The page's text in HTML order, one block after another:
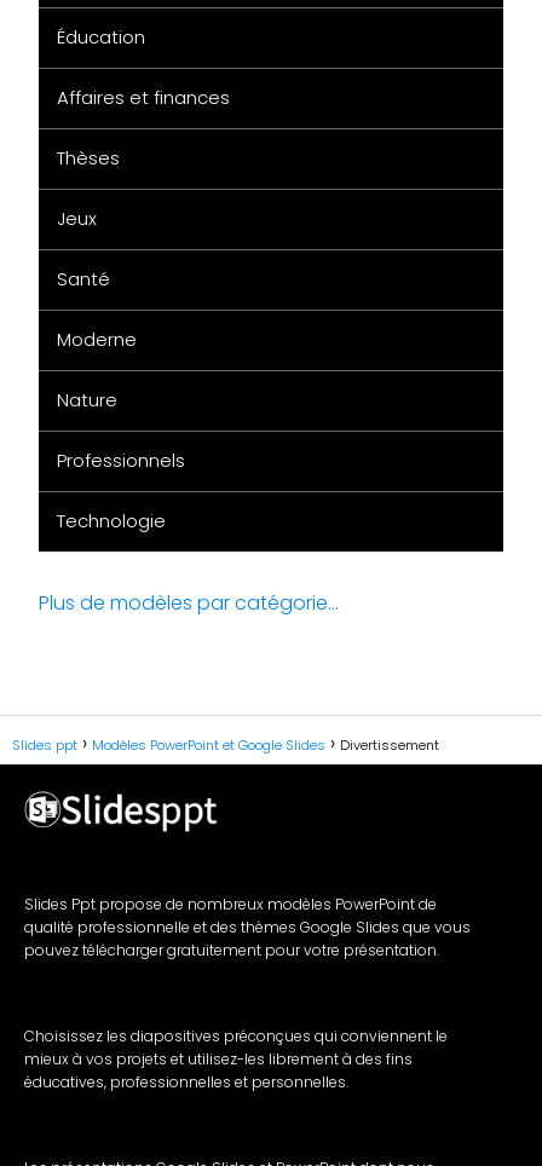
Éducation
Affaires et finances
Thèses
Jeux
Santé
Moderne
Nature
Professionnels
Technologie
Plus de modèles par catégorie...
Slides ppt Modèles PowerPoint et Google Slides Divertissement
Slides Ppt propose de nombreux modèles PowerPoint de
qualité professionnelle et des thèmes Google Slides que vous
pouvez télécharger gratuitement pour votre présentation.
Choisissez les diapositives préconçues qui conviennent le
mieux à vos projets et utilisez-les librement à des fins
éducatives, professionnelles et personnelles.